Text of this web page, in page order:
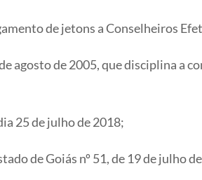
de jetons a Conselheiros
agosto de 2005, que disciplina a
25 de julho de 2018;
de Goiás nº 51, de 19 de julho